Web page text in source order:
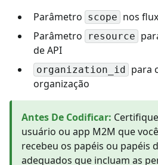
Parâmetro scope nos
Parâmetro
resource
de API
organization_id
para
organização
Antes De Codificar:
usuário ou app M2M que
recebeu os papéis ou papéis
adequados que incluam as